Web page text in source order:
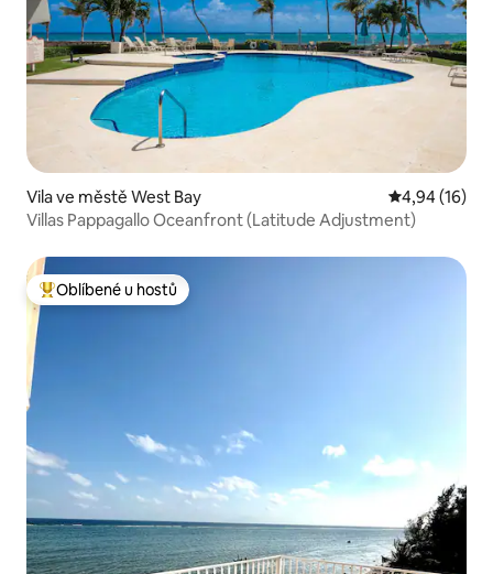
Vila ve městě West Bay Průměrné
4,94 (16)
Villas Pappagallo Oceanfront (Latitude Adjustment)
Nejlepší v kategorii Oblíbené u hostů
Oblíbené u hostů